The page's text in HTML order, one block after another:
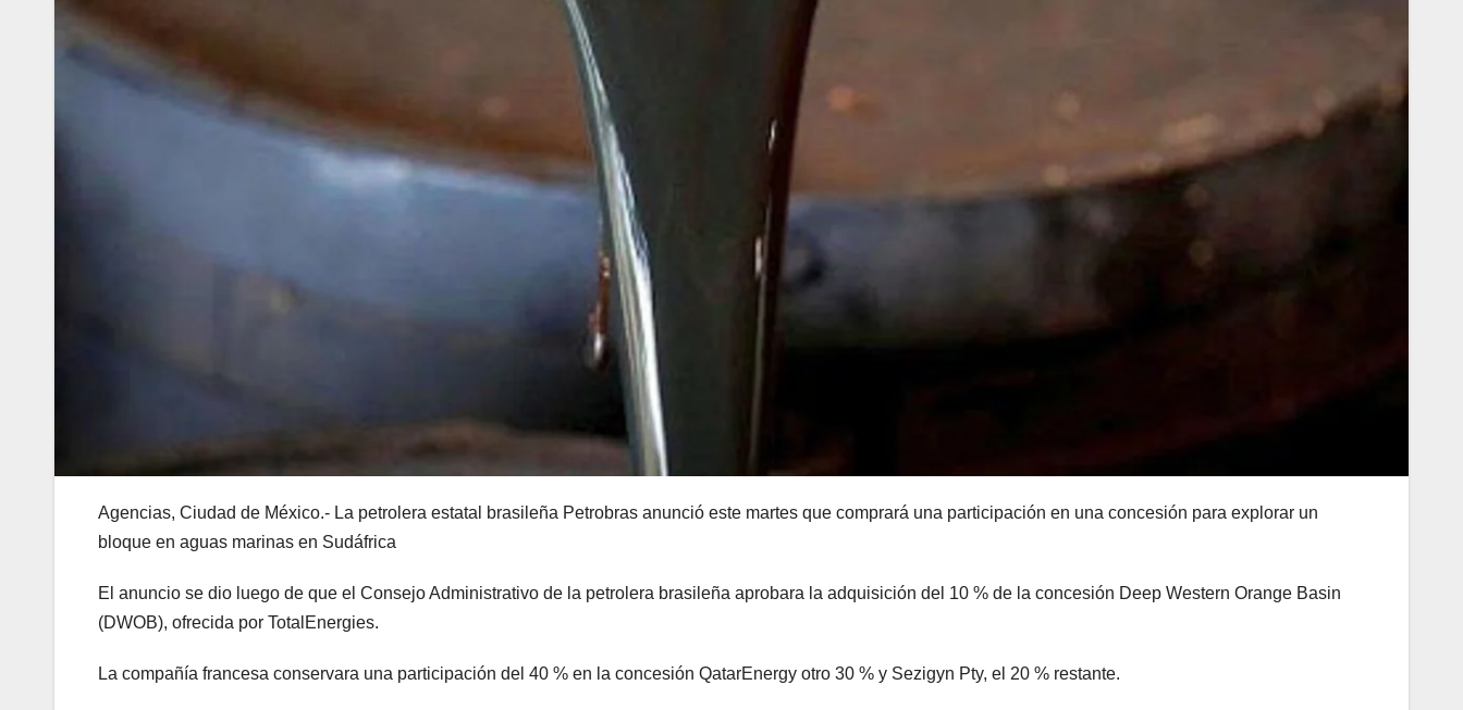
Agencias, Ciudad de México.- La petrolera estatal brasileña Petrobras anunció este martes que comprará una participación en una concesión para explorar un
bloque en aguas marinas en Sudáfrica
El anuncio se dio luego de que el Consejo Administrativo de la petrolera brasileña aprobara la adquisición del 10 % de la concesión Deep Western Orange Basin
(DWOB), ofrecida por TotalEnergies.
La compañía francesa conservara una participación del 40 % en la concesión QatarEnergy otro 30 % y Sezigyn Pty, el 20 % restante.